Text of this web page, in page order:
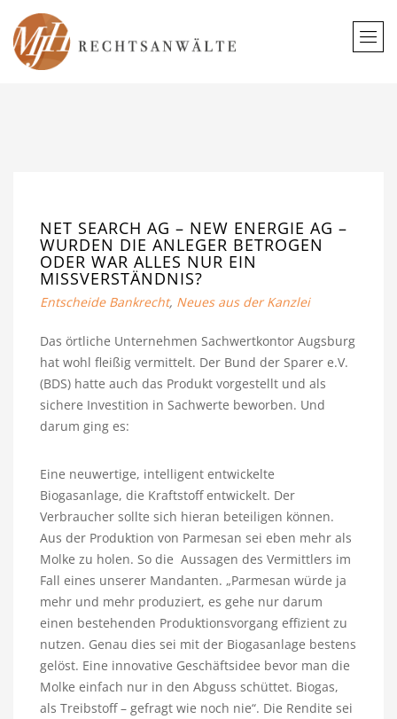
NET SEARCH AG – NEW ENERGIE AG –
WURDEN DIE ANLEGER BETROGEN
ODER WAR ALLES NUR EIN
MISSVERSTÄNDNIS?
Entscheide Bankrecht, Neues aus der Kanzlei
Das örtliche Unternehmen Sachwertkontor Augsburg
hat wohl fleißig vermittelt. Der Bund der Sparer e.V.
(BDS) hatte auch das Produkt vorgestellt und als
sichere Investition in Sachwerte beworben. Und
darum ging es:
Eine neuwertige, intelligent entwickelte
Biogasanlage, die Kraftstoff entwickelt. Der
Verbraucher sollte sich hieran beteiligen können.
Aus der Produktion von Parmesan sei eben mehr als
Molke zu holen. So die Aussagen des Vermittlers im
Fall eines unserer Mandanten. „Parmesan würde ja
mehr und mehr produziert, es gehe nur darum
einen bestehenden Produktionsvorgang effizient zu
nutzen. Genau dies sei mit der Biogasanlage bestens
gelöst. Eine innovative Geschäftsidee bevor man die
Molke einfach nur in den Abguss schüttet. Biogas,
als Treibstoff – gefragt wie noch nie“. Die Rendite sei